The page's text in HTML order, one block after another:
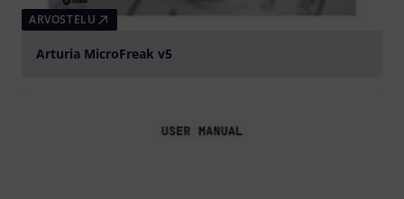
ARVOSTELU
Arturia MicroFreak v5